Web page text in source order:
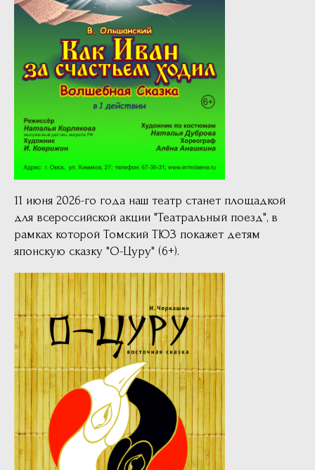
11 июня 2026-го года наш театр станет площадкой
для всероссийской акции "Театральный поезд", в
рамках которой Томский ТЮЗ покажет детям
японскую сказку "О-Цуру" (6+).